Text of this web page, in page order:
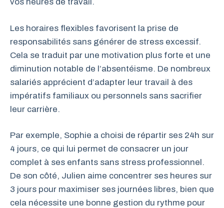
Les horaires flexibles favorisent la prise de
responsabilités sans générer de stress excessif.
Cela se traduit par une motivation plus forte et une
diminution notable de l’absentéisme. De nombreux
salariés apprécient d’adapter leur travail à des
impératifs familiaux ou personnels sans sacrifier
leur carrière.
Par exemple, Sophie a choisi de répartir ses 24h sur
4 jours, ce qui lui permet de consacrer un jour
complet à ses enfants sans stress professionnel.
De son côté, Julien aime concentrer ses heures sur
3 jours pour maximiser ses journées libres, bien que
cela nécessite une bonne gestion du rythme pour